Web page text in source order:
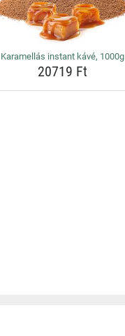
Karamellás instant kávé, 1000g
20719 Ft